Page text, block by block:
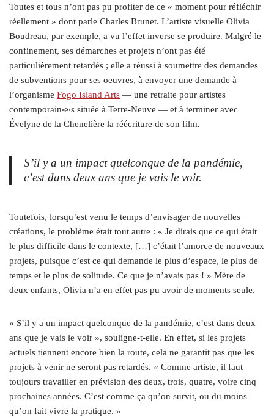
Toutes et tous n’ont pas pu profiter de ce « moment pour réfléchir
réellement » dont parle Charles Brunet. L’artiste visuelle Olivia
Boudreau, par exemple, a vu l’effet inverse se produire. Malgré le
confinement, ses démarches et projets n’ont pas été
particulièrement retardés ; elle a réussi à soumettre des demandes
de subventions pour ses oeuvres, à envoyer une demande à
l’organisme Fogo Island Arts — une retraite pour artistes
contemporain‧e‧s située à Terre-Neuve — et à terminer avec
Évelyne de la Chenelière la réécriture de son film.
S’il y a un impact quelconque de la pandémie,
c’est dans deux ans que je vais le voir.
Toutefois, lorsqu’est venu le temps d’envisager de nouvelles
créations, le problème était tout autre : « Je dirais que ce qui était
le plus difficile dans le contexte, […] c’était l’amorce de nouveaux
projets, puisque c’est ce qui demande le plus d’espace, le plus de
temps et le plus de solitude. Ce que je n’avais pas ! » Mère de
deux enfants, Olivia n’a en effet pas pu avoir de moments seule.
« S’il y a un impact quelconque de la pandémie, c’est dans deux
ans que je vais le voir », souligne-t-elle. En effet, si les projets
actuels tiennent encore bien la route, cela ne garantit pas que les
projets à venir ne seront pas retardés. « Comme artiste, il faut
toujours travailler en prévision des deux, trois, quatre, voire cinq
prochaines années. C’est comme ça qu’on survit, ou du moins
qu’on fait vivre la pratique. »